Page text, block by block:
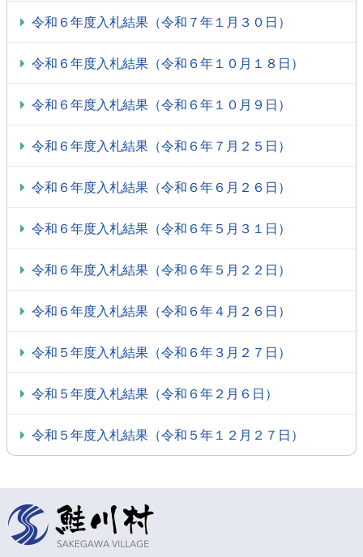
令和６年度入札結果（令和７年１月３０日）
令和６年度入札結果（令和６年１０月１８日）
令和６年度入札結果（令和６年１０月９日）
令和６年度入札結果（令和６年７月２５日）
令和６年度入札結果（令和６年６月２６日）
令和６年度入札結果（令和６年５月３１日）
令和６年度入札結果（令和６年５月２２日）
令和６年度入札結果（令和６年４月２６日）
令和５年度入札結果（令和６年３月２７日）
令和５年度入札結果（令和６年２月６日）
令和５年度入札結果（令和５年１２月２７日）